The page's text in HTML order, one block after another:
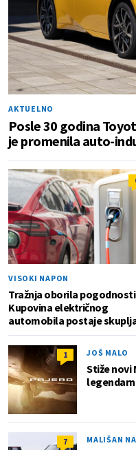
AKTUELNO
Posle 30 godina
je promenila auto-
VISOKI NAPON
Tražnja oborila
Kupovina električnog
automobila postaje
1 JOŠ MALO
Stiže novi
7 MALIŠAN